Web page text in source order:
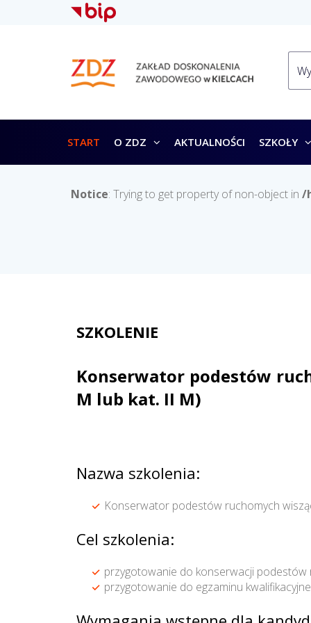
START O ZDZ AKTUALNOŚCI SZKOŁY
Notice: Trying to get property of non-object in /
SZKOLENIE
Konserwator podestów
M lub kat. II M)
Nazwa szkolenia:
Konserwator podestów ruchomych
Cel szkolenia:
przygotowanie do konserwacji podestów
przygotowanie do egzaminu